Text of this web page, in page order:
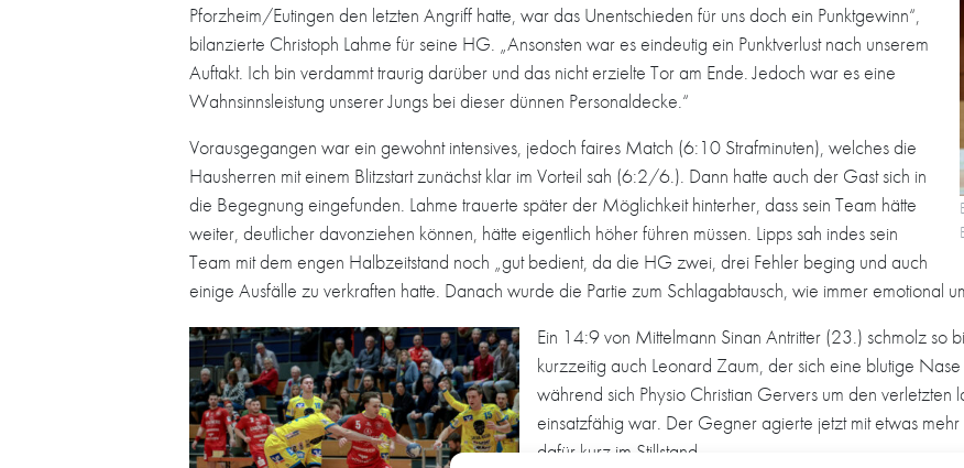
Pforzheim/Eutingen den letzten Angriff hatte, war das Unentschieden für uns doch ein Punktgewinn“,
bilanzierte Christoph Lahme für seine HG. „Ansonsten war es eindeutig ein Punktverlust nach unserem
Auftakt. Ich bin verdammt traurig darüber und das nicht erzielte Tor am Ende. Jedoch war es eine
Wahnsinnsleistung unserer Jungs bei dieser dünnen Personaldecke.“
Vorausgegangen war ein gewohnt intensives, jedoch faires Match (6:10 Strafminuten), welches die
Hausherren mit einem Blitzstart zunächst klar im Vorteil sah (6:2/6.). Dann hatte auch der Gast sich in
die Begegnung eingefunden. Lahme trauerte später der Möglichkeit hinterher, dass sein Team hätte
weiter, deutlicher davonziehen können, hätte eigentlich höher führen müssen. Lipps sah indes sein
Team mit dem engen Halbzeitstand noch „gut bedient, da die HG zwei, drei Fehler beging und auch
einige Ausfälle zu verkraften hatte. Danach wurde die Partie zum Schlagabtausch, wie immer emotional
Ein 14:9 von Mittelmann Sinan Antritter (23.) schmolz so
kurzzeitig auch Leonard Zaum, der sich eine blutige
während sich Physio Christian Gervers um den
einsatzfähig war. Der Gegner agierte jetzt mit etwas
dafür kurz im Stillstand.